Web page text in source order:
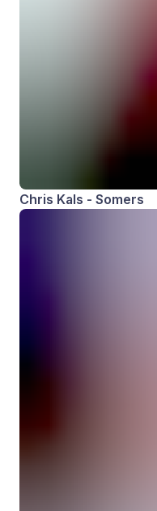
Chris Kals - Somers